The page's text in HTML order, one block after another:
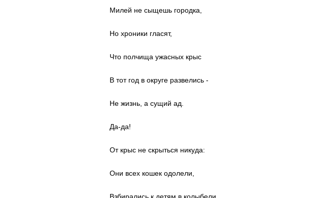
Милей не сыщешь городка,
Но хроники гласят,
Что полчища ужасных крыс
В тот год в округе развелись -
Не жизнь, а сущий ад.
Да-да!
От крыс не скрыться никуда:
Они всех кошек одолели,